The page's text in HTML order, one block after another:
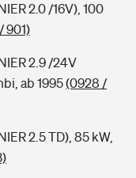
2.0 /16V), 100
901)
2.9 /24V
ab 1995(0928 /
2.5 TD), 85 kW,